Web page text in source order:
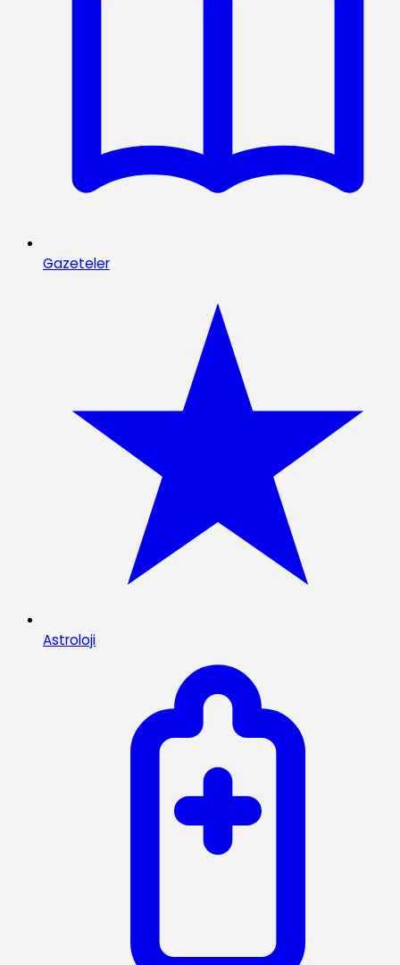
Gazeteler
Astroloji